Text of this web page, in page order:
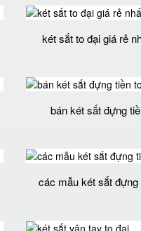
két sắt to đại giá rẻ
bán két sắt đựng
các mẫu két sắt đựng